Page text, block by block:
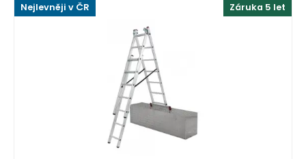
Záruka 5 let
Nejlevněji v ČR